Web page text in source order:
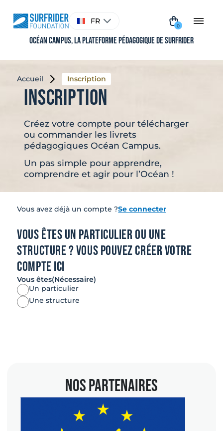
contenu
Choisir
une
FR
0
Océan Campus, La plateforme pédagogique de Surfrider
Accueil Inscription
Inscription
Créez votre compte pour télécharger
ou commander les livrets
pédagogiques Océan Campus.
Un pas simple pour apprendre,
comprendre et agir pour l’Océan !
Vous avez déjà un compte ?Se connecter
Vous êtes un PARTICULIER ou une
structure ? Vous pouvez créer votre
compte ici
Vous êtes(Nécessaire)
Un particulier
Une structure
NOS PARTENAIRES